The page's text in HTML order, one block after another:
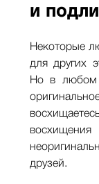
и
Некоторые
для других
Но в любом
друзей.